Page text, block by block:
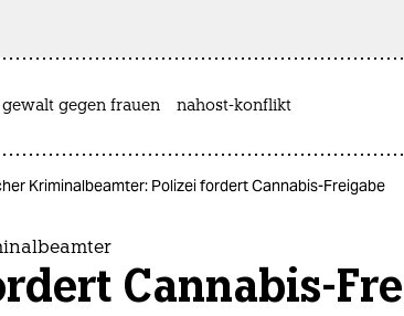
gewalt gegen frauen nahost-konflikt
Kriminalbeamter: Polizei fordert Cannabis-Freigabe
Cannabis-